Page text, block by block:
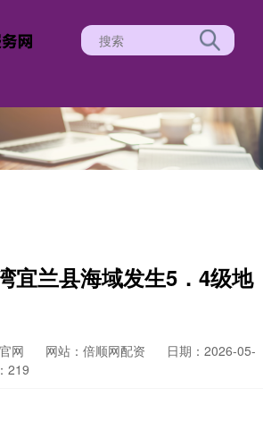
宜兰县海域发生5．4级地
网 网站：倍顺网配资
日期：2026-05-
219